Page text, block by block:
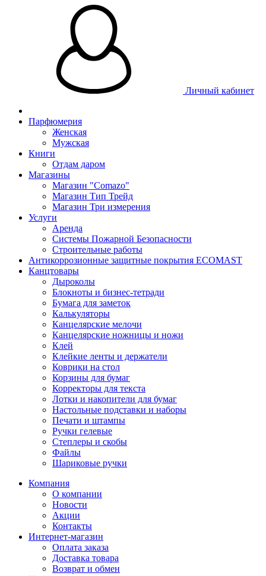
Личный кабинет
Парфюмерия
Женская
Мужская
Книги
Отдам даром
Магазины
Магазин "Comazo"
Магазин Тип Трейд
Магазин Три измерения
Услуги
Аренда
Системы Пожарной Безопасности
Строительные работы
Антикоррозионные защитные покрытия ECOMAST
Канцтовары
Дыроколы
Блокноты и бизнес-тетради
Бумага для заметок
Калькуляторы
Канцелярские мелочи
Канцелярские ножницы и ножи
Клей
Клейкие ленты и держатели
Коврики на стол
Корзины для бумаг
Корректоры для текста
Лотки и накопители для бумаг
Настольные подставки и наборы
Печати и штампы
Ручки гелевые
Степлеры и скобы
Файлы
Шариковые ручки
Компания
О компании
Новости
Акции
Контакты
Интернет-магазин
Оплата заказа
Доставка товара
Возврат и обмен